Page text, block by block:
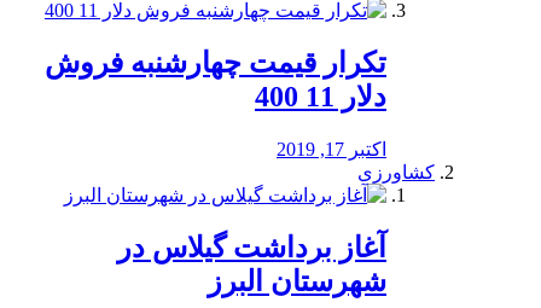
تکرار قیمت چهارشنبه فروش
دلار 11 400
اکتبر 17, 2019
کشاورزی
آغاز برداشت گیلاس در
شهرستان البرز